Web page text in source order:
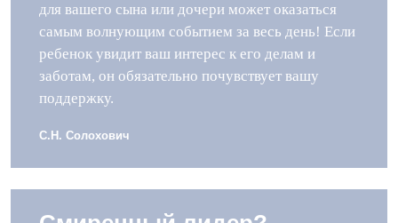
для вашего сына или дочери может оказаться
самым волнующим событием за весь день! Если
ребенок увидит ваш интерес к его делам и
заботам, он обязательно почувствует вашу
поддержку.
С.Н. Солохович